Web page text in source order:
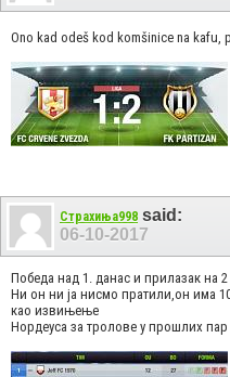
Ono kad odeš kod komšinice na kafu,
Страхиња998 said:
06-10-2017
Победа над 1. данас и прилазак на
Ни он ни ја нисмо пратили,он има
као извињење
Нордеуса за тролове у прошлих пар